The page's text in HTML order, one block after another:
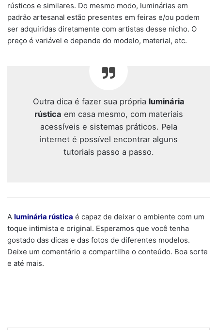
rústicos e similares. Do mesmo modo, luminárias em
padrão artesanal estão presentes em feiras e/ou podem
ser adquiridas diretamente com artistas desse nicho. O
preço é variável e depende do modelo, material, etc.
Outra dica é fazer sua própria luminária
rústica em casa mesmo, com materiais
acessíveis e sistemas práticos. Pela
internet é possível encontrar alguns
tutoriais passo a passo.
A luminária rústica é capaz de deixar o ambiente com um
toque intimista e original. Esperamos que você tenha
gostado das dicas e das fotos de diferentes modelos.
Deixe um comentário e compartilhe o conteúdo. Boa sorte
e até mais.